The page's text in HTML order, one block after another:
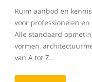
Ruim aanbod en
voor professionelen
Alle standaard
vormen,
van A tot Z...